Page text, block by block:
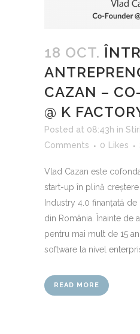
18 OCT.
CAZAN –
@ K
Posted at 08:43h in Stiri
Comments
0 Likes
Vlad Cazan este
start-up în plină
Industry 4.0 finanțată
din România. Înainte de
pentru mai mult de 15
software la nivel
READ MORE